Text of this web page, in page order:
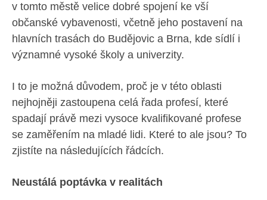
v tomto městě velice dobré spojení ke vší
občanské vybavenosti, včetně jeho postavení na
hlavních trasách do Budějovic a Brna, kde sídlí i
významné vysoké školy a univerzity.
I to je možná důvodem, proč je v této oblasti
nejhojněji zastoupena celá řada profesí, které
spadají právě mezi vysoce kvalifikované profese
se zaměřením na mladé lidi. Které to ale jsou? To
zjistíte na následujících řádcích.
Neustálá poptávka v realitách